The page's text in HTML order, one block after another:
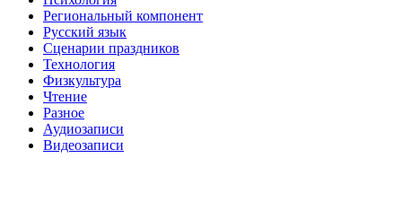
Региональный компонент
Русский язык
Сценарии праздников
Технология
Физкультура
Чтение
Разное
Аудиозаписи
Видеозаписи